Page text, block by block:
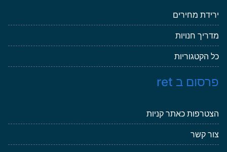
ירידת מחירים
מדריך חנויות
כל הקטגוריות
פרסום ב ret
הצטרפות כאתר קניות
צור קשר